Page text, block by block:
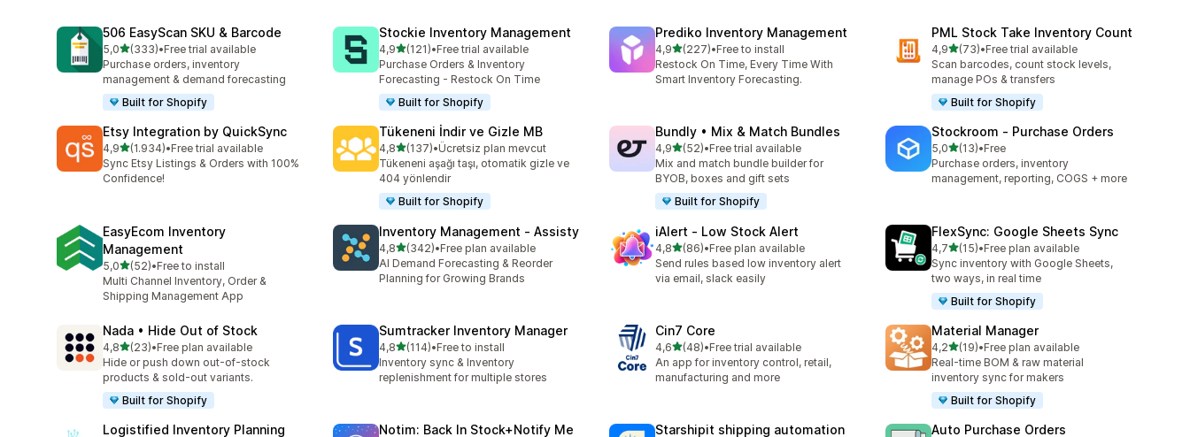
506 EasyScan SKU & Barcode
5,05 yıldız üzerinden
(333)
toplam 333 değerlendirme
•Free trial available
Purchase orders, inventory
management & demand forecasting
Built for Shopify
Stockie Inventory Management
4,95 yıldız üzerinden
(121)
toplam 121 değerlendirme
•Free trial available
Purchase Orders & Inventory
Forecasting - Restock On Time
Built for Shopify
Prediko Inventory Management
4,95 yıldız üzerinden
(227)
toplam 227 değerlendirme
•Free to install
Restock On Time, Every Time With
Smart Inventory Forecasting.
PML Stock Take Inventory Count
4,95 yıldız üzerinden
(73)
toplam 73 değerlendirme
•Free trial available
Scan barcodes, count stock levels,
manage POs & transfers
Built for Shopify
Etsy Integration by QuickSync
4,95 yıldız üzerinden
(1.934)
toplam 1934 değerlendirme
•Free trial available
Sync Etsy Listings & Orders with 100%
Confidence!
Tükeneni İndir ve Gizle MB
4,85 yıldız üzerinden
(137)
toplam 137 değerlendirme
•Ücretsiz plan mevcut
Tükeneni aşağı taşı, otomatik gizle ve
404 yönlendir
Built for Shopify
Bundly • Mix & Match Bundles
4,95 yıldız üzerinden
(52)
toplam 52 değerlendirme
•Free trial available
Mix and match bundle builder for
BYOB, boxes and gift sets
Built for Shopify
Stockroom ‑ Purchase Orders
5,05 yıldız üzerinden
(13)
toplam 13 değerlendirme
•Free
Purchase orders, inventory
management, reporting, COGS + more
EasyEcom Inventory
Management
5,05 yıldız üzerinden
(52)
toplam 52 değerlendirme
•Free to install
Multi Channel Inventory, Order &
Shipping Management App
Inventory Management ‑ Assisty
4,85 yıldız üzerinden
(342)
toplam 342 değerlendirme
•Free plan available
AI Demand Forecasting & Reorder
Planning for Growing Brands
iAlert ‑ Low Stock Alert
4,85 yıldız üzerinden
(86)
toplam 86 değerlendirme
•Free plan available
Send rules based low inventory alert
via email, slack easily
FlexSync: Google Sheets Sync
4,75 yıldız üzerinden
(15)
toplam 15 değerlendirme
•Free plan available
Sync inventory with Google Sheets,
two ways, in real time
Built for Shopify
Nada • Hide Out of Stock
4,85 yıldız üzerinden
(23)
toplam 23 değerlendirme
•Free plan available
Hide or push down out-of-stock
products & sold-out variants.
Built for Shopify
Sumtracker Inventory Manager
4,85 yıldız üzerinden
(114)
toplam 114 değerlendirme
•Free to install
Inventory sync & Inventory
replenishment for multiple stores
Cin7 Core
4,65 yıldız üzerinden
(48)
toplam 48 değerlendirme
•Free trial available
An app for inventory control, retail,
manufacturing and more
Material Manager
4,25 yıldız üzerinden
(19)
toplam 19 değerlendirme
•Free plan available
Real-time BOM & raw material
inventory sync for makers
Built for Shopify
Logistified Inventory Planning Notim: Back In Stock+Notify Me Starshipit shipping automation Auto Purchase Orders